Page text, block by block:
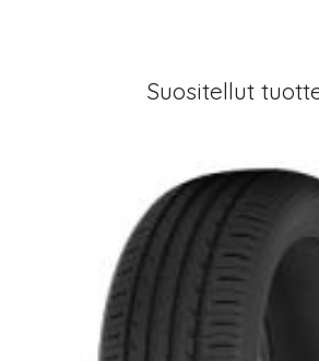
Suositellut